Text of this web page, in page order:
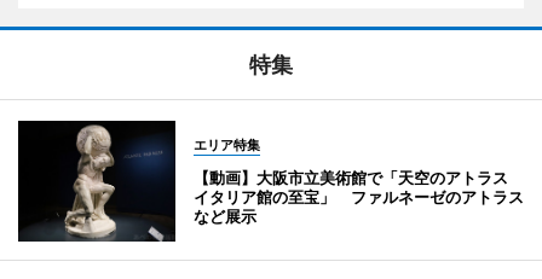
特集
エリア特集
【動画】大阪市立美術館で「天空のアトラス
イタリア館の至宝」 ファルネーゼのアトラス
など展示